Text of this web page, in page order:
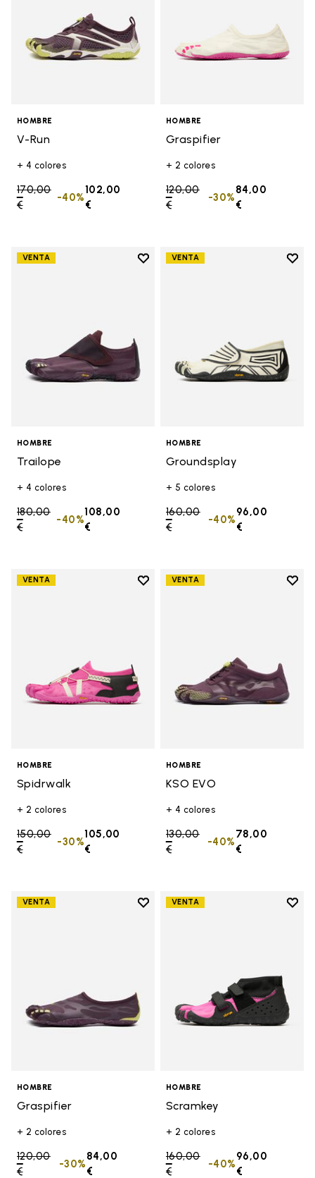
HOMBRE
V-Run
+ 4 colores
Price reduced from
170,00
€to
102,00
€
-40%
HOMBRE
Graspifier
+ 2 colores
Price reduced from
120,00
€to
84,00
€
-30%
VENTA
Add to wishlist
HOMBRE
Trailope
+ 4 colores
Price reduced from
180,00
€to
108,00
€
-40%
VENTA
Add
HOMBRE
Groundsplay
+ 5 colores
Price reduced from
160,00
€to
96,00
€
-40%
VENTA
Add to wishlist
HOMBRE
Spidrwalk
+ 2 colores
Price reduced from
150,00
€to
105,00
€
-30%
VENTA
Add
HOMBRE
KSO EVO
+ 4 colores
Price reduced from
130,00
€to
78,00
€
-40%
VENTA
Add to wishlist
HOMBRE
Graspifier
+ 2 colores
Price reduced from
120,00
€to
84,00
€
-30%
VENTA
Add
HOMBRE
Scramkey
+ 2 colores
Price reduced from
160,00
€to
96,00
€
-40%